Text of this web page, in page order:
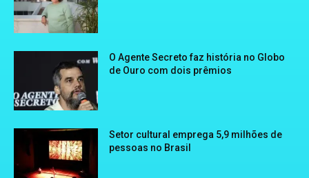
O Agente Secreto faz história no Globo
de Ouro com dois prêmios
Setor cultural emprega 5,9 milhões de
pessoas no Brasil